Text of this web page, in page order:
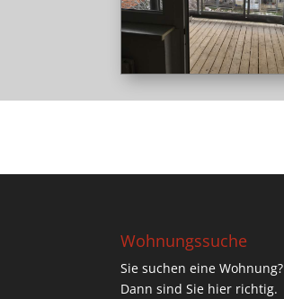
Wohnungssuche
Sie suchen eine Wohnung?
Dann sind Sie hier richtig.